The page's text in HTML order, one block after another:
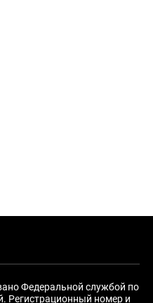
Федеральной службой по
Регистрационный номер и